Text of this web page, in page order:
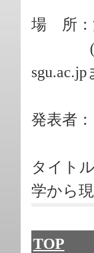
場 所：
(zoom
発表者
タイト
学から
TOP